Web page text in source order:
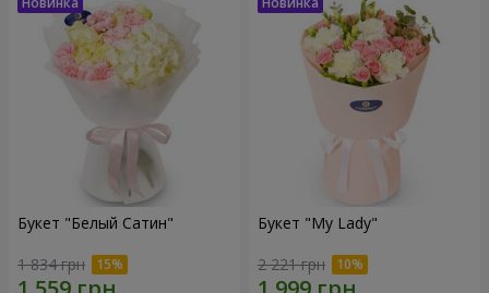
Букет "Белый Сатин"
1 834 грн
Букет "My Lady"
2 221 грн